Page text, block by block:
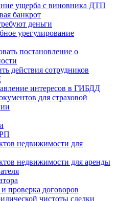
ущерба с виновника ДТП
банкрот
деньги
урегулирование
постановление о
действия сотрудников
интересов в ГИБДД
для страховой
недвижимости для
недвижимости для аренды
проверка договоров
чистоты сделки